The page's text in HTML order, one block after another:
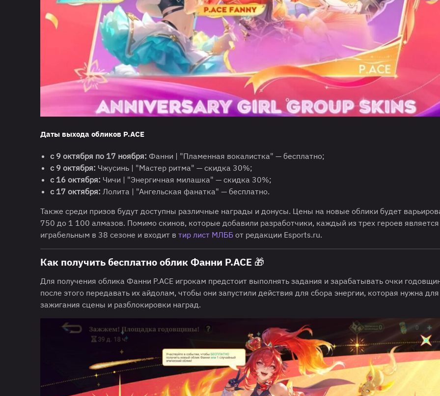
Даты выхода обликов P.ACE
с 9 октября по 17 ноября: Фанни | "Пламенная вокалистка" — бесплатно;
с 9 октября: Чжусинь | "Мастер ритма" — скидка 30%;
с 16 октября: Чичи | "Энергичная милашка" — скидка 30%;
с 17 октября: Лолита | "Ангельская фанатка" — бесплатно.
Также среди призов будут доступны различные награды и донусы. Цены на новые облики будет
750 до 1 100 алмазов. Помимо скинов, которые добавили разработчики, каждый из трех героев является
играбельным в 38 сезоне и входит в тир лист МЛББ от редакции Esports.ru.
Как получить бесплатно облик Фанни P.ACE 🎁
Для получения облика Фанни P.ACE игрокам предстоит выполнять задания и зарабатывать очки
после этого передавать их айдолам, чтобы они запустили действия для сбора энергии, которая нужна для
зажигания сцены и разблокировки наград.